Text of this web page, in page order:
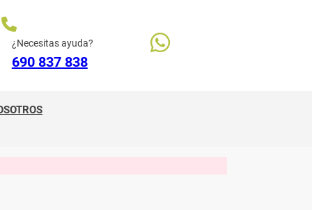
¿Necesitas ayuda?
690 837 838